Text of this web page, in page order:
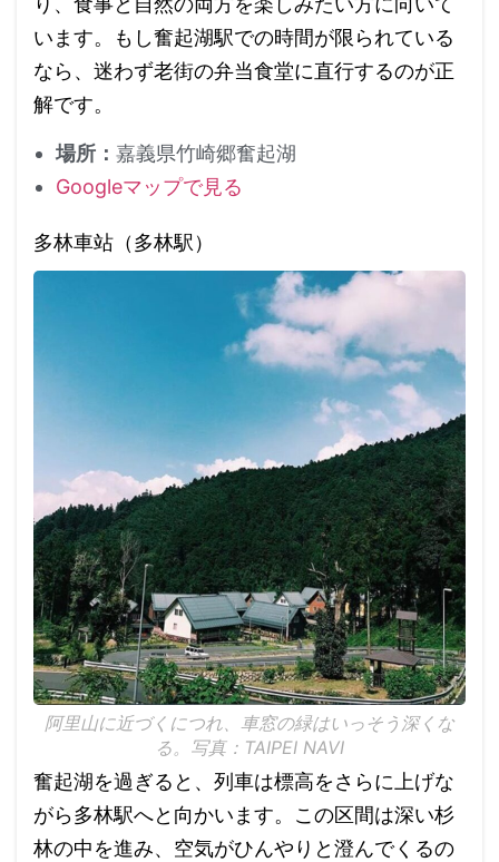
います。もし奮起湖駅での時間が限られている
なら、迷わず老街の弁当食堂に直行するのが正
解です。
場所： 嘉義県竹崎郷奮起湖
Googleマップで見る
多林車站（多林駅）
阿里山に近づくにつれ、車窓の緑はいっそう深くな
る。写真：TAIPEI NAVI
奮起湖を過ぎると、列車は標高をさらに上げな
がら多林駅へと向かいます。この区間は深い杉
林の中を進み、空気がひんやりと澄んでくるの